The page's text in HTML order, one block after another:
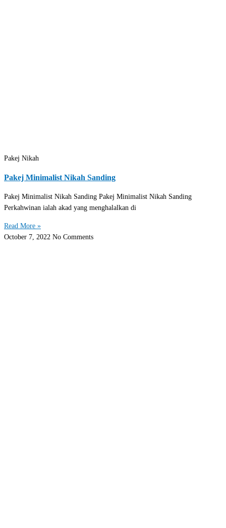
Pakej Nikah
Pakej Minimalist Nikah Sanding
Pakej Minimalist Nikah Sanding Pakej Minimalist Nikah Sanding
Perkahwinan ialah akad yang menghalalkan di
Read More »
October 7, 2022 No Comments